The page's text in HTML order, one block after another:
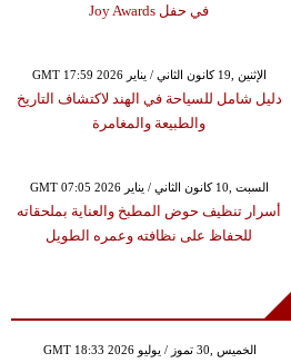
في حفل Joy Awards
GMT 17:59 2026 الإثنين ,19 كانون الثاني / يناير
دليل شامل للسياحة في الهند لاكتشاف التاريخ
والطبيعة والمغامرة
GMT 07:05 2026 السبت ,10 كانون الثاني / يناير
أسرار تنظيف حوض المطبخ والعناية بملحقاته
للحفاظ على نظافته وعمره الطويل
GMT 18:33 2026 الخميس ,30 تموز / يوليو